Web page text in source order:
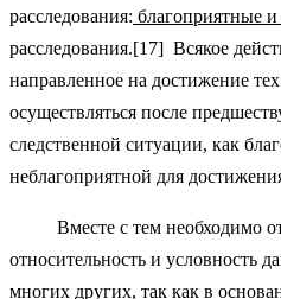
расследования: благоприятные
расследования.[17] Всякое
направленное на достижение
осуществляться после
следственной ситуации, как
неблагоприятной для
Вместе с тем необходимо
относительность и условность
многих других, так как в